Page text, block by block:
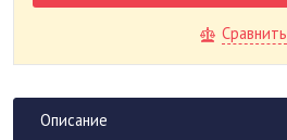
Сравнить
Описание